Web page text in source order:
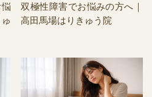
双極性障害でお悩みの方へ｜
高田馬場はりきゅう院